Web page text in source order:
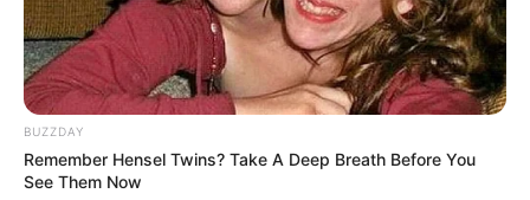
BUZZDAY
Remember Hensel Twins? Take A Deep Breath Before You
See Them Now